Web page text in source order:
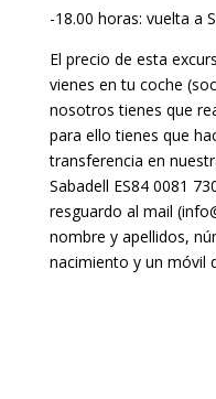
-18.00 horas: vuelta a
El precio de esta
vienes en tu coche
nosotros tienes que
para ello tienes que
transferencia en
Sabadell ES84 0081
resguardo al mail
nombre y apellidos,
nacimiento y un móvil